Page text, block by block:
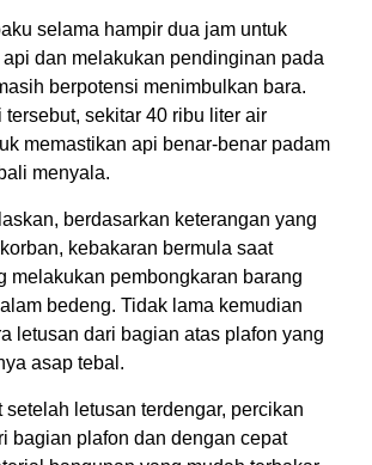
selama hampir dua jam untuk
dan melakukan pendinginan pada
berpotensi menimbulkan bara.
tersebut, sekitar 40 ribu liter air
memastikan api benar-benar padam
menyala.
berdasarkan keterangan yang
kebakaran bermula saat
melakukan pembongkaran barang
bedeng. Tidak lama kemudian
letusan dari bagian atas plafon yang
asap tebal.
setelah letusan terdengar, percikan
bagian plafon dan dengan cepat